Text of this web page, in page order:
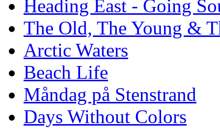
Heading East - Going
The Old, The Young &
Arctic Waters
Beach Life
Måndag på Stenstrand
Days Without Colors